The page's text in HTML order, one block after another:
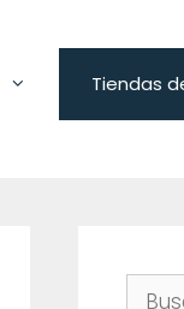
Tiendas
Buscar: